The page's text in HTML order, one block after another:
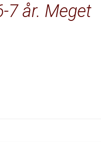
7 år. Meget